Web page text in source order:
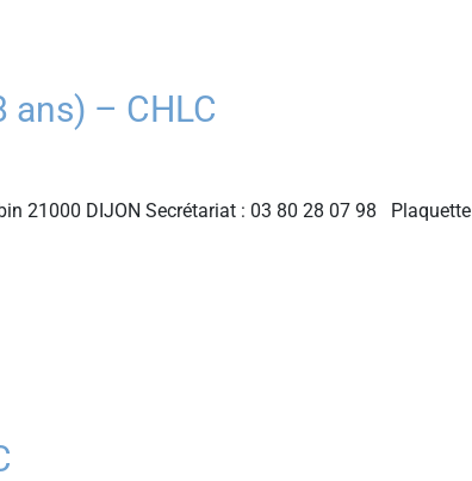
ans) – CHLC
21000 DIJON Secrétariat : 03 80 28 07 98 Plaquette